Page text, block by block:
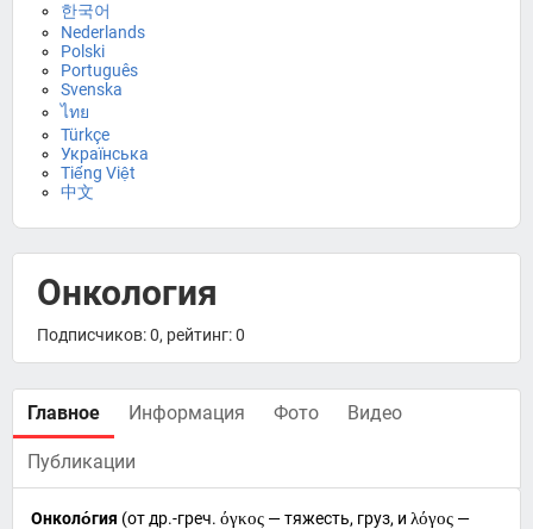
한국어
Nederlands
Polski
Português
Svenska
ไทย
Türkçe
Українська
Tiếng Việt
中文
Онкология
Подписчиков: 0, рейтинг: 0
Главное Информация Фото Видео
Публикации
Онколо́гия (от др.-греч. όγκος — тяжесть, груз, и λόγος —